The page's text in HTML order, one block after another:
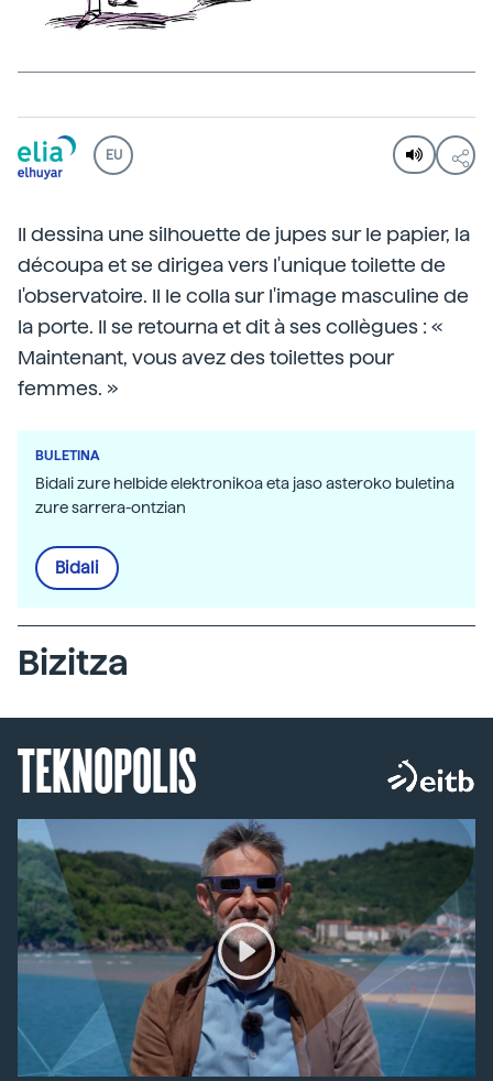
EU
Il dessina une silhouette de jupes sur le papier, la
découpa et se dirigea vers l'unique toilette de
l'observatoire. Il le colla sur l'image masculine de
la porte. Il se retourna et dit à ses collègues : «
Maintenant, vous avez des toilettes pour
femmes. »
BULETINA
Bidali zure helbide elektronikoa eta jaso asteroko buletina
zure sarrera-ontzian
Bidali
Bizitza
TEKNOPOLIS